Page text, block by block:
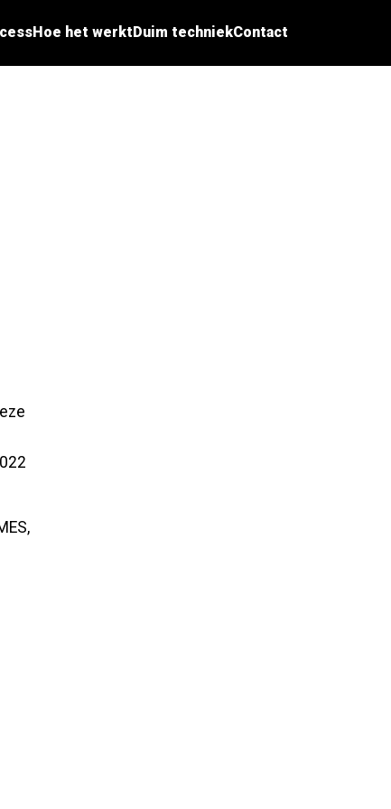
Hoe het werkt Duim techniekContact